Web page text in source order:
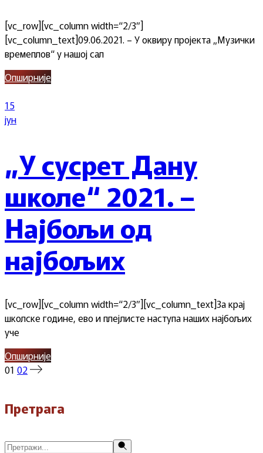
[vc_row][vc_column width=“2/3″]
[vc_column_text]09.06.2021. – У оквиру пројекта „Музички
времеплов“ у нашој сал
Опширније
15
јун
„У сусрет Дану
школе“ 2021. –
Најбољи од
најбољих
[vc_row][vc_column width=“2/3″][vc_column_text]За крај
школске године, ево и плејлисте наступа наших најбољих
уче
Опширније
Пагинација
чланака
01 02
Претрага
Претражи